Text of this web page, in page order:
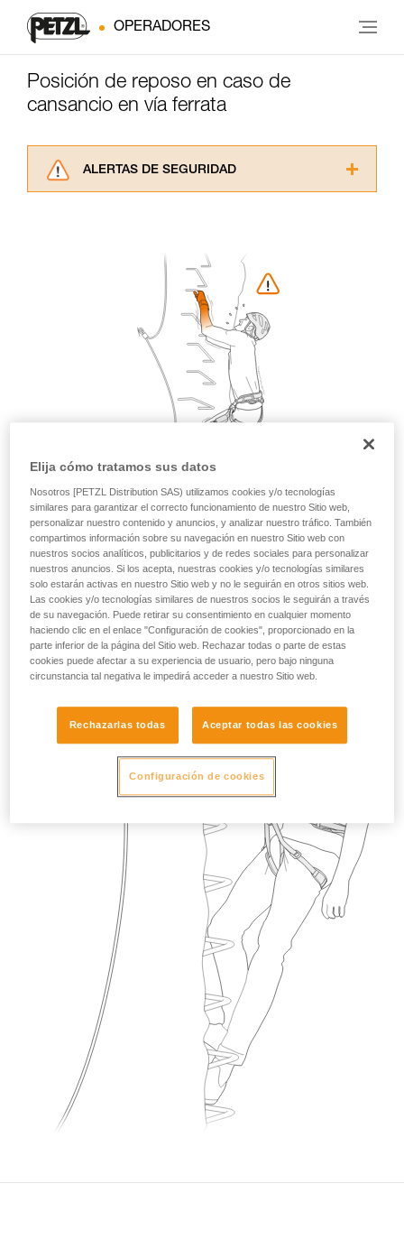
OPERADORES
Posición de reposo en caso de
cansancio en vía ferrata
ALERTAS DE SEGURIDAD
información de la ficha técnica para poder
comprender este complemento informativo.
Dominar estas técnicas requiere una formación
y un entrenamiento específico. Confirme a
través de un profesional su capacidad para
ejecutar estas técnicas, solo y con total
seguridad, antes de ejecutarlas de forma
Damos ejemplos de técnicas relacionadas con
su actividad. Pueden existir otras que no
Elija cómo tratamos sus datos
Nosotros [PETZL Distribution SAS) utilizamos cookies y/o tecnologías
similares para garantizar el correcto funcionamiento de nuestro Sitio web,
personalizar nuestro contenido y anuncios, y analizar nuestro tráfico. También
compartimos información sobre su navegación en nuestro Sitio web con
nuestros socios analíticos, publicitarios y de redes sociales para personalizar
nuestros anuncios. Si los acepta, nuestras cookies y/o tecnologías similares
solo estarán activas en nuestro Sitio web y no le seguirán en otros sitios web.
Las cookies y/o tecnologías similares de nuestros socios le seguirán a través
de su navegación. Puede retirar su consentimiento en cualquier momento
haciendo clic en el enlace "Configuración de cookies", proporcionado en la
parte inferior de la página del Sitio web. Rechazar todas o parte de estas
cookies puede afectar a su experiencia de usuario, pero bajo ninguna
circunstancia tal negativa le impedirá acceder a nuestro Sitio web.
Rechazarlas todas Aceptar todas las cookies
Configuración de cookies